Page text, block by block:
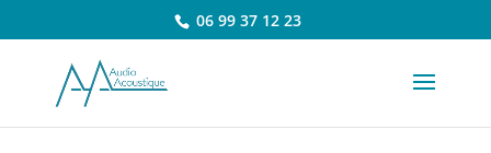
06 99 37 12 23